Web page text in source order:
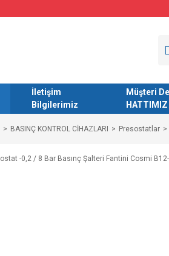
İletişim
Bilgilerimiz
Müşteri
HATTIMIZ
BASINÇ KONTROL CİHAZLARI Presostatlar